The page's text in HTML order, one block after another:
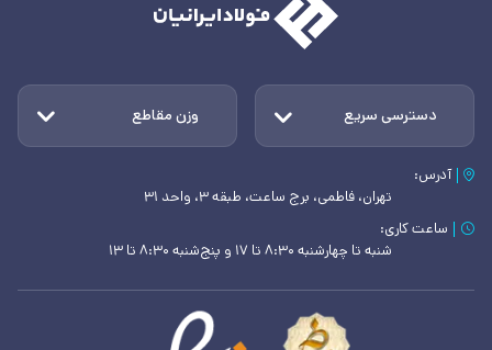
دسترسی سریع وزن مقاطع
آدرس:
تهران، فاطمی، برج ساعت، طبقه ۳، واحد ۳۱
ساعت کاری:
شنبه تا چهارشنبه ۸:۳۰ تا ۱۷ و پنج‌شنبه ۸:۳۰ تا ۱۳